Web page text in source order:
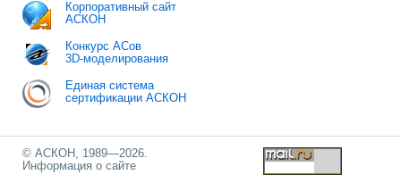
Корпоративный сайт
АСКОН
Конкурс АСов
3D-моделирования
Единая система
сертификации АСКОН
© АСКОН, 1989—2026.
Информация о сайте